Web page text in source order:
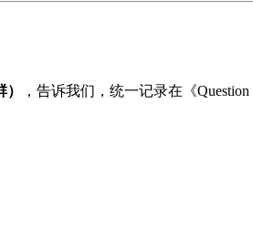
，告诉我们，统一记录在《Question